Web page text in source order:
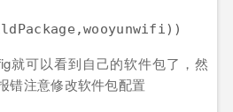
就可以看到自己的软件包了，然
错注意修改软件包配置